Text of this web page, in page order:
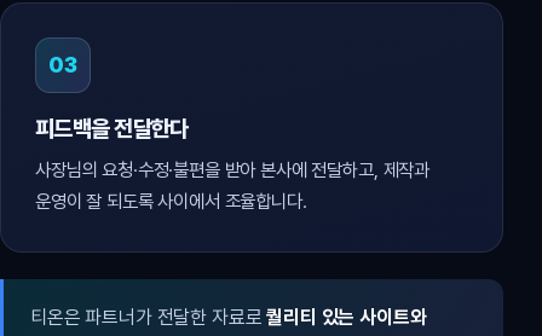
03
피드백을 전달한다
사장님의 요청·수정·불편을 받아 본사에 전달하고, 제작과
운영이 잘 되도록 사이에서 조율합니다.
티온은 파트너가 전달한 자료로퀄리티 있는 사이트와